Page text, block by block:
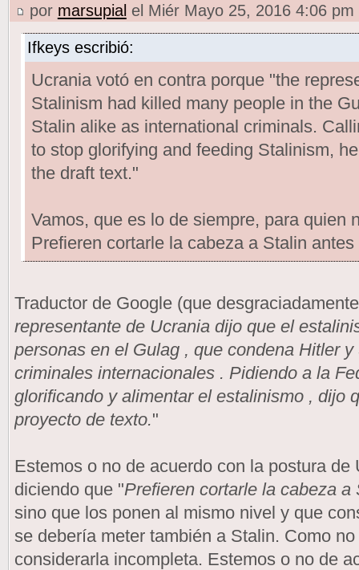
por marsupialel Miér Mayo 25, 2016 4:06 pm
Ifkeys escribió:
Ucrania votó en contra porque "the
Stalinism had killed many people in the
Stalin alike as international criminals.
to stop glorifying and feeding Stalinism,
the draft text."
Vamos, que es lo de siempre, para quien
Prefieren cortarle la cabeza a Stalin
Traductor de Google (que
representante de Ucrania dijo que el
personas en el Gulag , que condena Hitler
criminales internacionales . Pidiendo a la
glorificando y alimentar el estalinismo , dijo
proyecto de texto."
Estemos o no de acuerdo con la postura de
diciendo que "Prefieren cortarle la cabeza
sino que los ponen al mismo nivel y que
se debería meter también a Stalin. Como
considerarla incompleta. Estemos o no de